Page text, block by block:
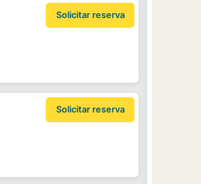
Solicitar reserva
Solicitar reserva